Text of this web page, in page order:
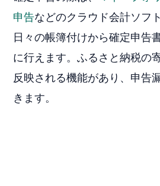
申告などのクラウド会計ソフ
日々の帳簿付けから確定申告
に行えます。ふるさと納税の
反映される機能があり、申告
きます。